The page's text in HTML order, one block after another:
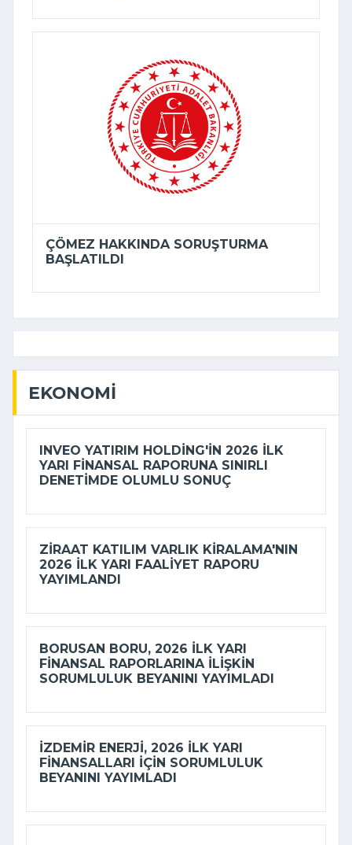
ÇÖMEZ HAKKINDA SORUŞTURMA
BAŞLATILDI
EKONOMI
INVEO YATIRIM HOLDING'IN 2026 ILK
YARI FINANSAL RAPORUNA SINIRLI
DENETIMDE OLUMLU SONUÇ
ZIRAAT KATILIM VARLIK KIRALAMA'NIN
2026 ILK YARI FAALIYET RAPORU
YAYIMLANDI
BORUSAN BORU, 2026 ILK YARI
FINANSAL RAPORLARINA ILIŞKIN
SORUMLULUK BEYANINI YAYIMLADI
İZDEMİR ENERJI, 2026 ILK YARI
FINANSALLARI IÇIN SORUMLULUK
BEYANINI YAYIMLADI